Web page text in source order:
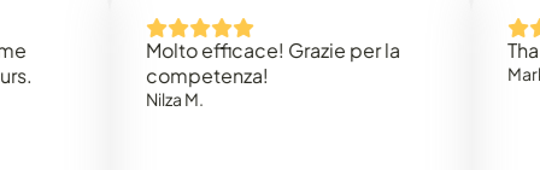
Molto efficace! Grazie per la
competenza!
Thank